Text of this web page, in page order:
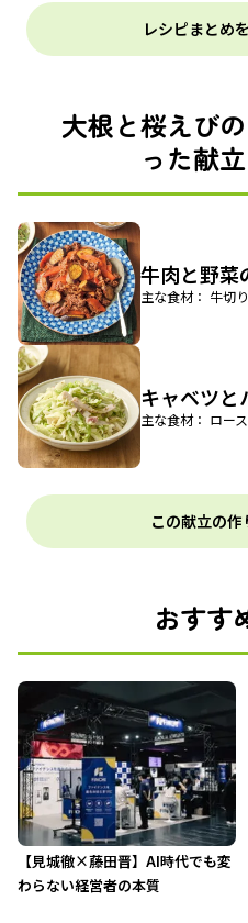
レシピまとめ
大根と桜えび
った献
牛肉と野菜
主な食材： 牛切
キャベツと
主な食材： ロー
この献立の作
おすす
【見城徹×藤田晋】AI時代でも変
わらない経営者の本質